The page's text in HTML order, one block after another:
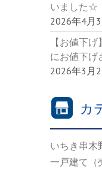
いました☆
2026年4月
【お値下
にお値下げ
2026年3月
カ
いちき串
一戸建て（